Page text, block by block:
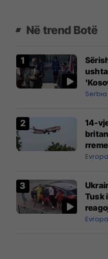
Në trend Botë
Serbia
14-
Evropa
Tusk
Evropa